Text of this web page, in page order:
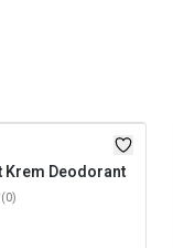
Krem Deodorant
(0)